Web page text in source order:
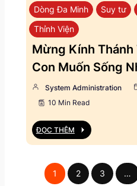
Dòng Đa Minh Suy tư
Thỉnh Viện
Mừng Kính Thánh
Con Muốn Sống
System Administration
10 Min Read
ĐỌC THÊM
1 2 3 …